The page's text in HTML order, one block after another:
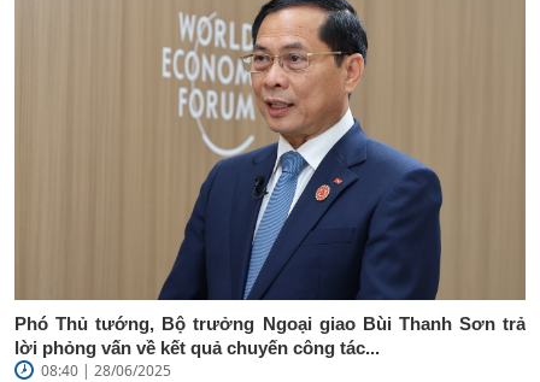
Phó Thủ tướng, Bộ trưởng Ngoại giao Bùi Thanh Sơn trả
lời phỏng vấn về kết quả chuyến công tác...
08:40 | 28/06/2025